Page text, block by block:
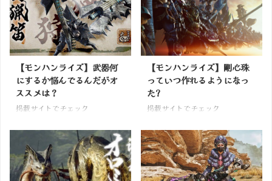
【モンハンライズ】武器何
にするか悩んでるんだがオ
ススメは？
掲載サイトでチェック
【モンハンライズ】剛心珠
っていつ作れるようになっ
た?
掲載サイトでチェック